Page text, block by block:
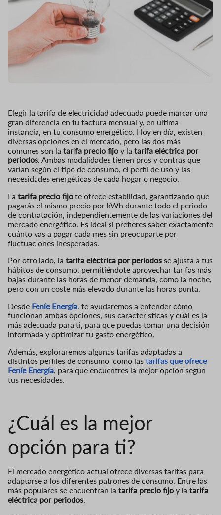
Elegir la tarifa de electricidad adecuada puede marcar una
gran diferencia en tu factura mensual y, en última
instancia, en tu consumo energético. Hoy en día, existen
diversas opciones en el mercado, pero las dos más
comunes son la tarifa precio fijo y la tarifa eléctrica por
periodos. Ambas modalidades tienen pros y contras que
varían según el tipo de consumo, el perfil de uso y las
necesidades energéticas de cada hogar o negocio.
La tarifa precio fijo te ofrece estabilidad, garantizando que
pagarás el mismo precio por kWh durante todo el periodo
de contratación, independientemente de las variaciones del
mercado energético. Es ideal si prefieres saber exactamente
cuánto vas a pagar cada mes sin preocuparte por
fluctuaciones inesperadas.
Por otro lado, la tarifa eléctrica por periodos se ajusta a tus
hábitos de consumo, permitiéndote aprovechar tarifas más
bajas durante las horas de menor demanda, como la noche,
pero con un coste más elevado durante las horas punta.
Desde Feníe Energía, te ayudaremos a entender cómo
funcionan ambas opciones, sus características y cuál es la
más adecuada para ti, para que puedas tomar una decisión
informada y optimizar tu gasto energético.
Además, exploraremos algunas tarifas adaptadas a
distintos perfiles de consumo, como las tarifas que ofrece
Feníe Energía, para que encuentres la mejor opción según
tus necesidades.
¿Cuál es la mejor
opción para ti?
El mercado energético actual ofrece diversas tarifas para
adaptarse a los diferentes patrones de consumo. Entre las
más populares se encuentran la tarifa precio fijo y la tarifa
eléctrica por periodos.